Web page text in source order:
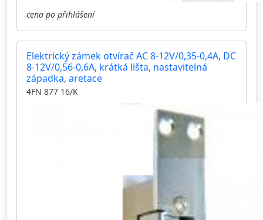
cena po přihlášení
Elektrický zámek otvírač AC 8-12V/0,35-0,4A, DC
8-12V/0,56-0,6A, krátká lišta, nastavitelná
západka, aretace
4FN 877 16/K